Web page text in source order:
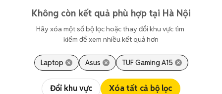
Không còn kết quả phù hợp tại Hà Nội
Hãy xóa một số bộ lọc hoặc thay đổi khu vực tìm
kiếm để xem nhiều kết quả hơn
Laptop Asus TUF Gaming A15
Đổi khu vực Xóa tất cả bộ lọc